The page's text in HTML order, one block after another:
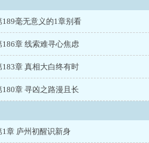
189毫无意义的1章别看
186章 线索难寻心焦虑
183章 真相大白终有时
180章 寻凶之路漫且长
1章 庐州初醒识新身